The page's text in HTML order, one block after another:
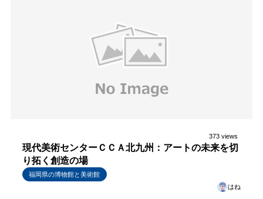
373 views
現代美術センターＣＣＡ北九州：アートの未来を切
り拓く創造の場
福岡県の博物館と美術館
はね